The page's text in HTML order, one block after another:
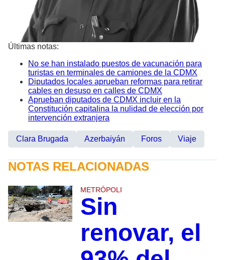
Últimas notas:
No se han instalado puestos de vacunación para
turistas en terminales de camiones de la CDMX
Diputados locales aprueban reformas para retirar
cables en desuso en calles de CDMX
Aprueban diputados de CDMX incluir en la
Constitución capitalina la nulidad de elección por
intervención extranjera
Clara Brugada Azerbaiyán Foros Viaje
NOTAS RELACIONADAS
METRÓPOLI
Sin
renovar, el